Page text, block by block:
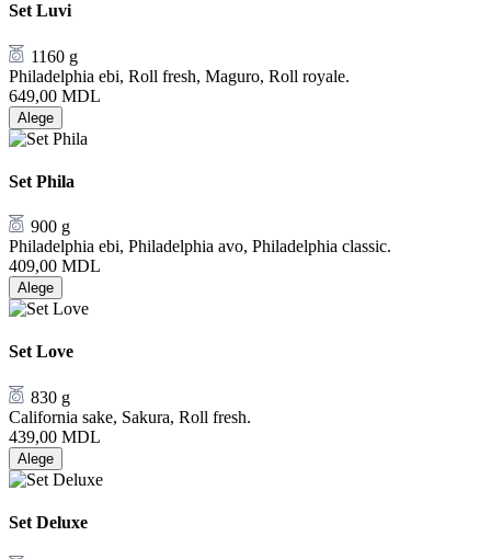
Set Luvi
1160 g
Philadelphia ebi, Roll fresh, Maguro, Roll royale.
649,00 MDL
Alege
Set Phila
900 g
Philadelphia ebi, Philadelphia avo, Philadelphia classic.
409,00 MDL
Alege
Set Love
830 g
California sake, Sakura, Roll fresh.
439,00 MDL
Alege
Set Deluxe